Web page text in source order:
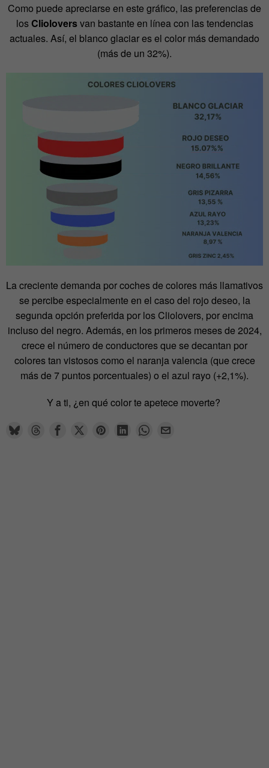
Como puede apreciarse en este gráfico, las preferencias de
losClioloversvan bastante en línea con las tendencias
actuales. Así, el blanco glaciar es el color más demandado
(más de un 32%).
La creciente demanda por coches de colores más llamativos
se percibe especialmente en el caso del rojo deseo, la
segunda opción preferida por los Cliolovers, por encima
incluso del negro. Además, en los primeros meses de 2024,
crece el número de conductores que se decantan por
colores tan vistosos como el naranja valencia (que crece
más de 7 puntos porcentuales) o el azul rayo (+2,1%).
Y a ti, ¿en qué color te apetece moverte?